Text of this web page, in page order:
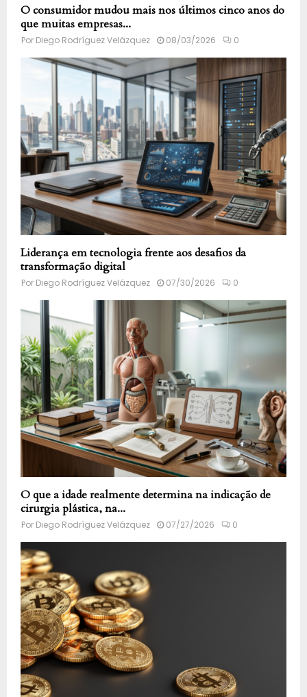
O consumidor mudou mais nos últimos cinco anos do
que muitas empresas...
Por Diego Rodríguez Velázquez 08/03/2026 0
Liderança em tecnologia frente aos desafios da
transformação digital
Por Diego Rodríguez Velázquez 07/30/2026 0
O que a idade realmente determina na indicação de
cirurgia plástica, na...
Por Diego Rodríguez Velázquez 07/27/2026 0